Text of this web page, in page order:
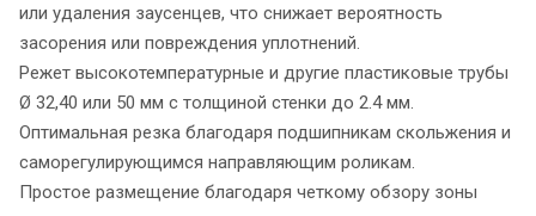
или удаления заусенцев, что снижает вероятность
засорения или повреждения уплотнений.
Режет высокотемпературные и другие пластиковые трубы
Ø 32,40 или 50 мм с толщиной стенки до 2.4 мм.
Оптимальная резка благодаря подшипникам скольжения и
саморегулирующимся направляющим роликам.
Простое размещение благодаря четкому обзору зоны